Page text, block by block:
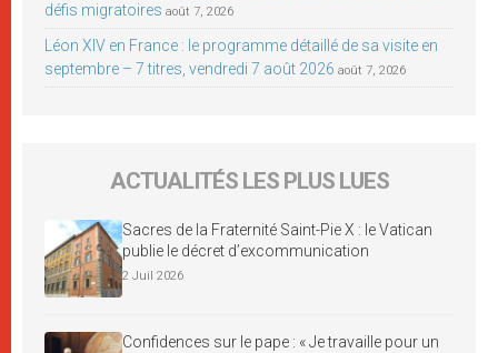
défis migratoires août 7, 2026
Léon XIV en France : le programme détaillé de sa visite en
septembre – 7 titres, vendredi 7 août 2026 août 7, 2026
ACTUALITÉS LES PLUS LUES
Sacres de la Fraternité Saint-Pie X : le Vatican
publie le décret d’excommunication
2 Juil 2026
Confidences sur le pape : « Je travaille pour un